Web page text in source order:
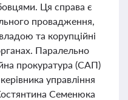
Ця справа є
провадження,
та корупційні
Паралельно
прокуратура (САП)
управління
Семенюка